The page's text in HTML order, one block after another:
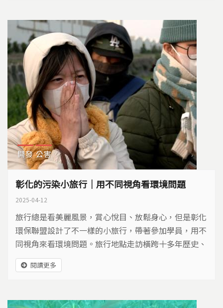
開發 公害
彰化的污染小旅行｜用不同視角看環境問題
2025-04-12
旅行總是看美麗風景，賞心悅目、放鬆身心，但是彰化
環保聯盟設計了不一樣的小旅行，帶著參加學員，用不
同視角來看環境問題。旅行地點走訪橫跨十多年歷史、
許多環保事件現場，理解美麗自然的生態環境，藏著多
少的破壞與污染。
閱讀更多